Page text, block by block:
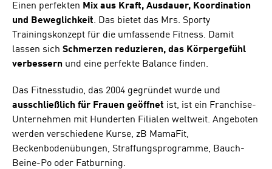
Einen perfekten Mix aus Kraft, Ausdauer, Koordination
und Beweglichkeit. Das bietet das Mrs. Sporty
Trainingskonzept für die umfassende Fitness. Damit
lassen sich Schmerzen reduzieren, das Körpergefühl
verbessern und eine perfekte Balance finden.
Das Fitnesstudio, das 2004 gegründet wurde und
ausschließlich für Frauen geöffnet ist, ist ein Franchise-
Unternehmen mit Hunderten Filialen weltweit. Angeboten
werden verschiedene Kurse, zB MamaFit,
Beckenbodenübungen, Straffungsprogramme, Bauch-
Beine-Po oder Fatburning.